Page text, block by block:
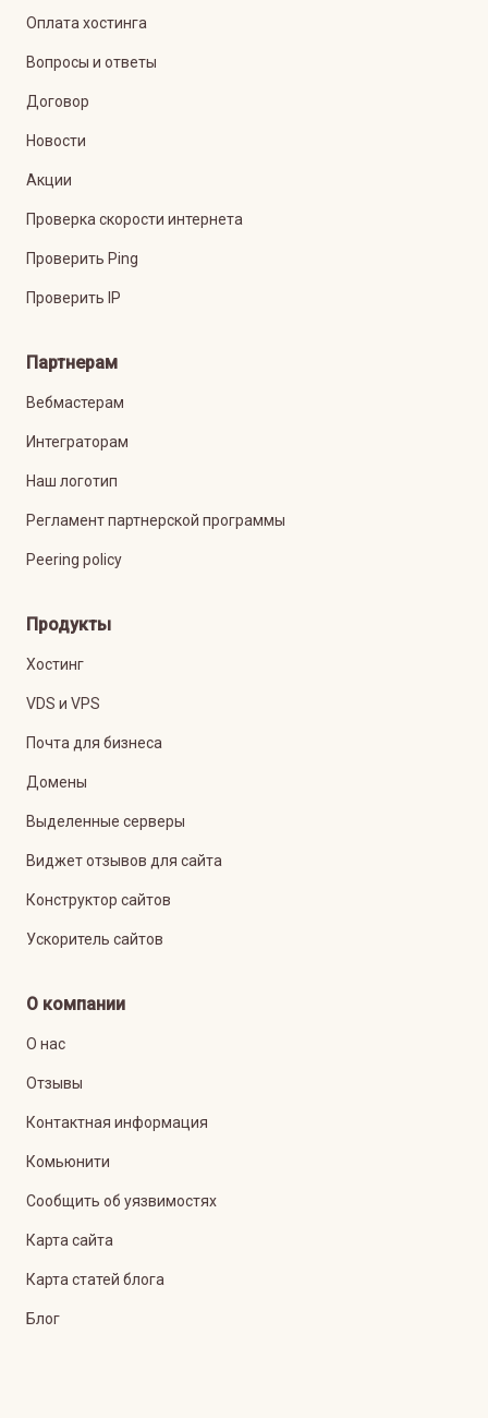
Оплата хостинга
Вопросы и ответы
Договор
Новости
Акции
Проверка скорости интернета
Проверить Ping
Проверить IP
Партнерам
Вебмастерам
Интеграторам
Наш логотип
Регламент партнерской программы
Peering policy
Продукты
Хостинг
VDS и VPS
Почта для бизнеса
Домены
Выделенные серверы
Виджет отзывов для сайта
Конструктор сайтов
Ускоритель сайтов
О компании
О нас
Отзывы
Контактная информация
Комьюнити
Сообщить об уязвимостях
Карта сайта
Карта статей блога
Блог